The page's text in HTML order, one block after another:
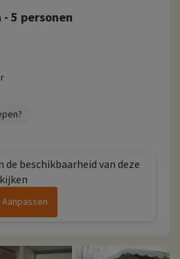
5 personen
beschikbaarheid van deze
Aanpassen